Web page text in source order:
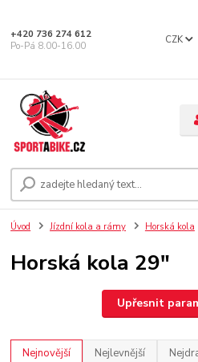
CZK
+420 736 274 612
Po-Pá 8.00-16.00
Úvod Jízdní kola a rámy Horská kola
Horská kola 29"
Upřesnit
Nejnovější Nejlevnější